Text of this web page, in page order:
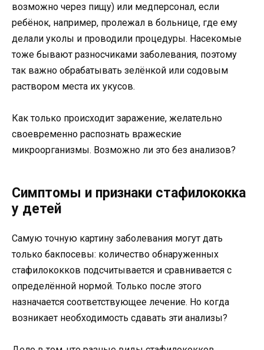
возможно через пищу) или медперсонал, если
ребёнок, например, пролежал в больнице, где ему
делали уколы и проводили процедуры. Насекомые
тоже бывают разносчиками заболевания, поэтому
так важно обрабатывать зелёнкой или содовым
раствором места их укусов.
Как только происходит заражение, желательно
своевременно распознать вражеские
микроорганизмы. Возможно ли это без анализов?
Симптомы и признаки стафилококка
у детей
Самую точную картину заболевания могут дать
только бакпосевы: количество обнаруженных
стафилококков подсчитывается и сравнивается с
определённой нормой. Только после этого
назначается соответствующее лечение. Но когда
возникает необходимость сдавать эти анализы?